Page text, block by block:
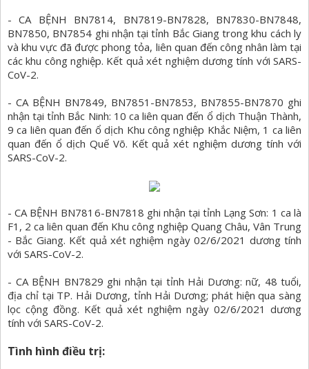
- CA BỆNH BN7814, BN7819-BN7828, BN7830-BN7848,
BN7850, BN7854 ghi nhận tại tỉnh Bắc Giang trong khu cách ly
và khu vực đã được phong tỏa, liên quan đến công nhân làm tại
các khu công nghiệp. Kết quả xét nghiệm dương tính với SARS-
CoV-2.
- CA BỆNH BN7849, BN7851-BN7853, BN7855-BN7870 ghi
nhận tại tỉnh Bắc Ninh: 10 ca liên quan đến ổ dịch Thuận Thành,
9 ca liên quan đến ổ dịch Khu công nghiệp Khắc Niệm, 1 ca liên
quan đến ổ dịch Quế Võ. Kết quả xét nghiệm dương tính với
SARS-CoV-2.
- CA BỆNH BN7816-BN7818 ghi nhận tại tỉnh Lạng Sơn: 1 ca là
F1, 2 ca liên quan đến Khu công nghiệp Quang Châu, Vân Trung
- Bắc Giang. Kết quả xét nghiệm ngày 02/6/2021 dương tính
với SARS-CoV-2.
- CA BỆNH BN7829 ghi nhận tại tỉnh Hải Dương: nữ, 48 tuổi,
địa chỉ tại TP. Hải Dương, tỉnh Hải Dương; phát hiện qua sàng
lọc cộng đồng. Kết quả xét nghiệm ngày 02/6/2021 dương
tính với SARS-CoV-2.
Tình hình điều trị: